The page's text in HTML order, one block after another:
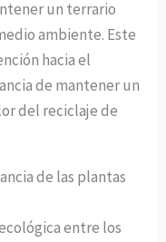
un terrario
ambiente. Este
hacia el
de mantener un
del reciclaje de
de las plantas
entre los